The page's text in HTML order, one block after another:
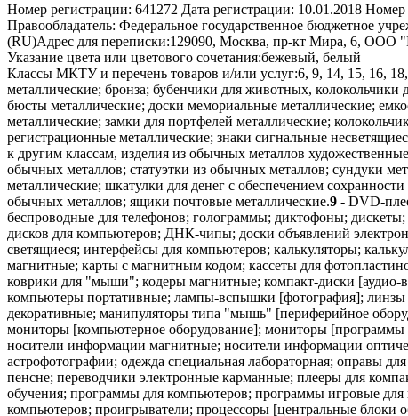
Номер регистрации: 641272 Дата регистрации: 10.01.2018 Номер
Правообладатель: Федеральное государственное бюджетное
(RU)Адрес для переписки:129090, Москва, пр-кт Мира, 6, ООО
Указание цвета или цветового сочетания:бежевый, белый
Классы МКТУ и перечень товаров и/или услуг:6, 9, 14, 15, 16,
металлические; бронза; бубенчики для животных,
бюсты металлические; доски мемориальные металлические;
металлические; замки для портфелей металлические;
регистрационные металлические; знаки сигнальные
к другим классам, изделия из обычных металлов
обычных металлов; статуэтки из обычных металлов; сундуки
металлические; шкатулки для денег с обеспечением
обычных металлов; ящики почтовые металлические.9 - DVD-
беспроводные для телефонов; голограммы; диктофоны;
дисков для компьютеров; ДНК-чипы; доски объявлений
светящиеся; интерфейсы для компьютеров; калькуляторы;
магнитные; карты с магнитным кодом; кассеты для
коврики для "мыши"; кодеры магнитные; компакт-диски
компьютеры портативные; лампы-вспышки [фотография];
декоративные; манипуляторы типа "мышь" [периферийное
мониторы [компьютерное оборудование]; мониторы [программы
носители информации магнитные; носители информации
астрофотографии; одежда специальная лабораторная; оправы
пенсне; переводчики электронные карманные; плееры для
обучения; программы для компьютеров; программы игровые
компьютеров; проигрыватели; процессоры [центральные